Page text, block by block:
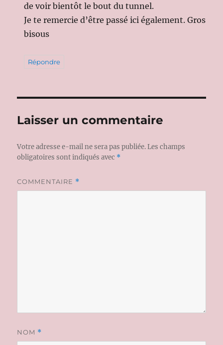
de voir bientôt le bout du tunnel.
Je te remercie d’être passé ici également. Gros
bisous
Répondre
Laisser un commentaire
Votre adresse e-mail ne sera pas publiée. Les champs
obligatoires sont indiqués avec *
COMMENTAIRE *
NOM *